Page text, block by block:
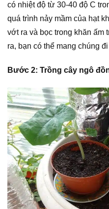
có nhiệt độ từ 30-40 độ C
quá trình nảy mầm của hạt
vớt ra và bọc trong khăn ấm
ra, bạn có thể mang chúng
Bước 2: Trồng cây ngô